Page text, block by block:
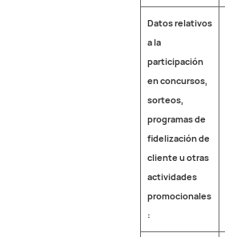
Datos relativos
a la
participación
en concursos,
sorteos,
programas de
fidelización de
cliente u otras
actividades
promocionales
: